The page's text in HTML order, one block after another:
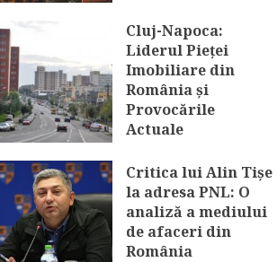
Cluj-Napoca:
Liderul Pieței
Imobiliare din
România și
Provocările
Actuale
Critica lui Alin Tișe
la adresa PNL: O
analiză a mediului
de afaceri din
România